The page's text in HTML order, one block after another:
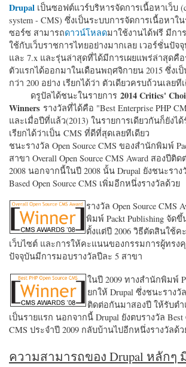
Drupal เป็นซอฟต์แวร์บริหารจัดการเนื้อหาเว็บ
system - CMS) ซึ่งเป็นระบบการจัดการเนื้อหา
ซอร์ซ สามารถดาวน์โหลดมาใช้งานได้ฟรี มีกา
ใช้กับเว็บราชการไทยอย่างมากเลย เวอร์ชั่นปัจ
และ 7.x และรุ่นล่าสุดที่ได้มีการเผยแพร่ล่าสุดคือ
ตัวแรกได้ออกมาในเดือนพฤศจิกายน 2015 ซึ่ง
กว่า 200 อย่าง เรียกได้ว่า ตัวเดียวครบถ้วนเลยที
ดรูปัลได้ชนะในรายการ 2014 Critics'
Winners รางวัลที่ได้คือ "Best Enterprise PHP
และเมื่อปีที่แล้ว(2013) ในรายการเดียวกันก็ยังได้
เรียกได้ว่าเป็น CMS ที่ดีที่สุดเลยทีเดียว
ชนะรางวัล Open Source CMS ของสำนักพิมพ์
สาขา Overall Open Source CMS Award สองปีติ
2008 นอกจากนี้ในปี 2008 นั้น Drupal ยังชนะราง
Based Open Source CMS เพิ่มอีกหนึ่งรางวัลด้วย
รางวัล Open Source CMS
พิมพ์ Packt Publishing จัด
ตั้งแต่ปี 2006 วิธีตัดสินใช้
เว็บไซต์ และการให้คะแนนของกรรมการผู้ทร
ปัจจุบันมีการมอบรางวัลปีละ 5 สาขา
ในปี 2009 ทางสำนักพิมพ์
ยกให้ Drupal ซึ่งชนะรางวัล
ติดต่อกันมาสองปี ให้รับตำ
เป็นรายแรก นอกจากนี้ Drupal ยังตบรางวัล Best
CMS ประจำปี 2009 กลับบ้านไปอีกหนึ่งรางวัลด้ว
ความสามารถของ Drupal หลักๆ